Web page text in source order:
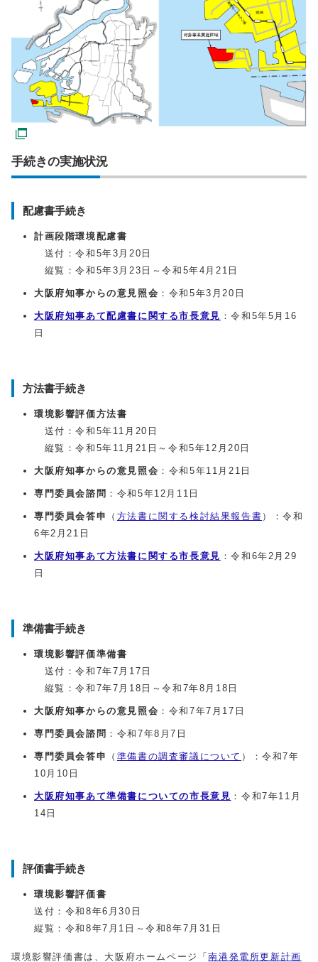
手続きの実施状況
配慮書手続き
計画段階環境配慮書
送付：令和5年3月20日
縦覧：令和5年3月23日～令和5年4月21日
大阪府知事からの意見照会 ：令和5年3月20日
大阪府知事あて配慮書に関する市長意見 ：令和5年5月16
日
方法書手続き
環境影響評価方法書
送付：令和5年11月20日
縦覧：令和5年11月21日～令和5年12月20日
大阪府知事からの意見照会 ：令和5年11月21日
専門委員会諮問 ：令和5年12月11日
専門委員会答申 （ 方法書に関する検討結果報告書 ）：令和
6年2月21日
大阪府知事あて方法書に関する市長意見 ：令和6年2月29
日
準備書手続き
環境影響評価準備書
送付：令和7年7月17日
縦覧：令和7年7月18日～令和7年8月18日
大阪府知事からの意見照会 ：令和7年7月17日
専門委員会諮問 ：令和7年8月7日
専門委員会答申 （ 準備書の調査審議について ）：令和7年
10月10日
大阪府知事あて準備書についての市長意見 ：令和7年11月
14日
評価書手続き
環境影響評価書
送付：令和8年6月30日
縦覧：令和8年7月1日～令和8年7月31日
環境影響評価書は、大阪府ホームページ「南港発電所更新計画